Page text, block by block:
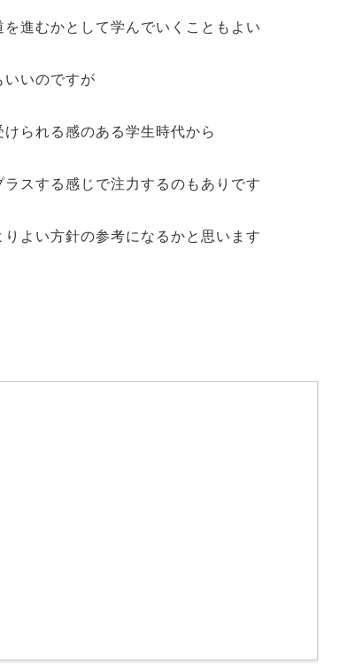
進むかとして学んでいくこともよい
いのですが
られる感のある学生時代から
スする感じで注力するのもありです
よい方針の参考になるかと思います